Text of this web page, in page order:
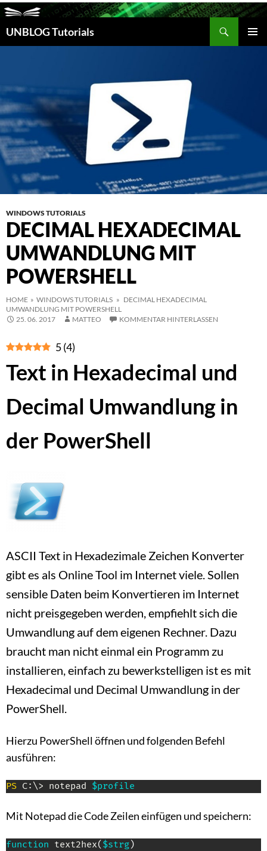
UNBLOG Tutorials
Suchen
WINDOWS TUTORIALS
DECIMAL HEXADECIMAL
UMWANDLUNG MIT
POWERSHELL
HOME » WINDOWS TUTORIALS » DECIMAL HEXADECIMAL
UMWANDLUNG MIT POWERSHELL
25. 06. 2017
MATTEO KOMMENTAR HINTERLASSEN
5(4)
Text in Hexadecimal und
Decimal Umwandlung in
der PowerShell
ASCII Text in Hexadezimale Zeichen Konverter
gibt es als Online Tool im Internet viele. Sollen
sensible Daten beim Konvertieren im Internet
nicht preisgegeben werden, empfiehlt sich die
Umwandlung auf dem eigenen Rechner. Dazu
braucht man nicht einmal ein Programm zu
installieren, einfach zu bewerkstelligen ist es mit
Hexadecimal und Decimal Umwandlung in der
PowerShell.
Hierzu PowerShell öffnen und folgenden Befehl
ausführen:
PS C:\> notepad $profile
Mit Notepad die Code Zeilen einfügen und speichern:
function text2hex( $strg)